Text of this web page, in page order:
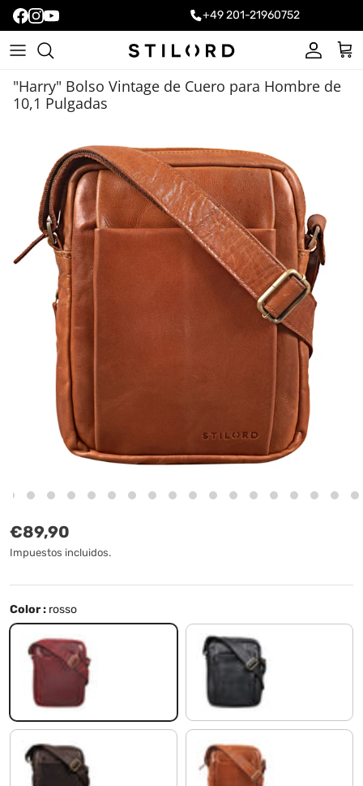
+49 201-21960752
Cuenta
"Harry" Bolso Vintage de Cuero para Hombre de
10,1 Pulgadas
Precio normal
€89,90
Impuestos incluidos.
Color : rosso
marrón oscuro - opaco cognac - brillante